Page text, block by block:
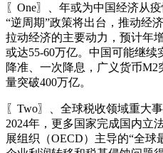
〖One〗、年或为中国经济从
“逆周期”政策将出台，推动经
拉动经济的主要动力，预计年
或达55-60万亿。中国可能继
降准、一次降息，广义货币
量突破400万亿。
〖Two〗、全球税收领域重大
2024年，更多国家完成国内立
展组织（OECD）主导的“全球